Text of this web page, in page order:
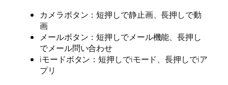
カメラボタン：短押しで静止画、長押しで動
画
メールボタン：短押しでメール機能、長押し
でメール問い合わせ
iモードボタン：短押しでiモード、長押しでiア
プリ